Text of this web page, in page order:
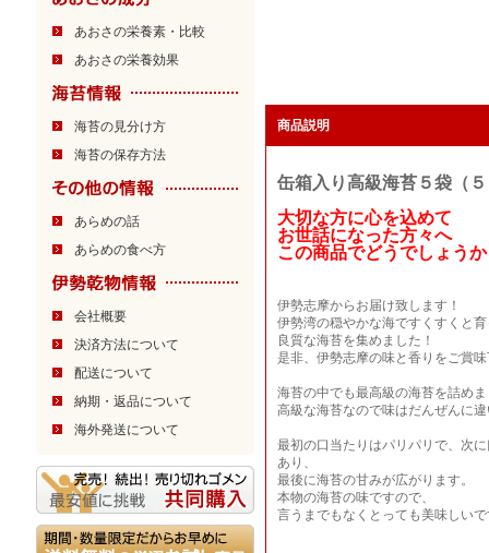
あおさの栄養素・比較
あおさの栄養効果
海苔の見分け方
海苔の保存方法
あらめの話
あらめの食べ方
会社概要
決済方法について
配送について
納期・返品について
海外発送について
商品説明
缶箱入り高級海苔５袋（
大切な方に心を込めて
お世話になった方々へ
この商品でどうでしょう
伊勢志摩からお届け致します！
伊勢湾の穏やかな海ですくすくと育
良質な海苔を集めました！
是非、伊勢志摩の味と香りをご賞
海苔の中でも最高級の海苔を詰め
高級な海苔なので味はだんぜんに
最初の口当たりはパリパリで、次
あり、
最後に海苔の甘みが広がります。
本物の海苔の味ですので、
言うまでもなくとっても美味しいで